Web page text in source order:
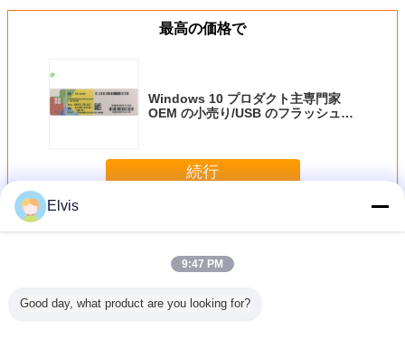
最高の価格で
Windows 10 プロダクト主専門家
OEM の小売り/USB のフラッシュ
続行
多くその他のソフトウェア
Elvis
9:47 PM
Good day, what product are you looking for?